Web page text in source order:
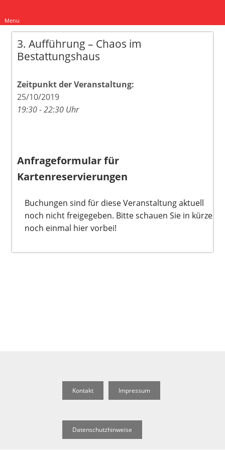
3. Aufführung – Chaos im
Bestattungshaus
Zeitpunkt der Veranstaltung:
25/10/2019
19:30 - 22:30 Uhr
Anfrageformular für
Kartenreservierungen
Buchungen sind für diese Veranstaltung aktuell
noch nicht freigegeben. Bitte schauen Sie in kürze
noch einmal hier vorbei!
Kontakt Impressum
Datenschutzhinweise
Menu